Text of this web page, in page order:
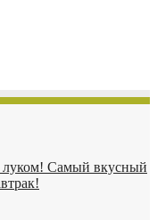
луком! Самый вкусный